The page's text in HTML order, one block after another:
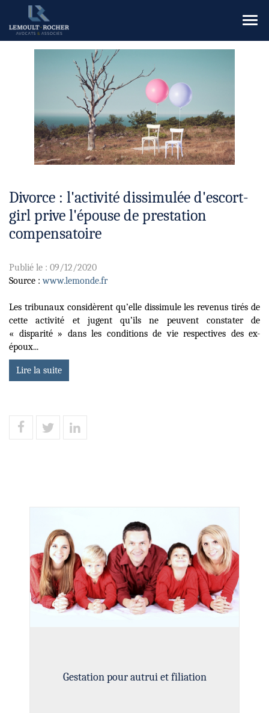
le
Divorce : l'activité dissimulée d'escort-
girl prive l'épouse de prestation
compensatoire
Publié le : 09/12/2020
Source :www.lemonde.fr
Les tribunaux considèrent qu’elle dissimule les revenus tirés de
cette activité et jugent qu’ils ne peuvent constater de
« disparité » dans les conditions de vie respectives des ex-
époux...
Lire la suite
Gestation pour autrui et filiation